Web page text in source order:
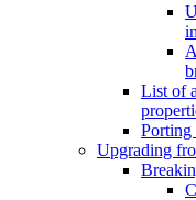
List of
Porting
Upgrading